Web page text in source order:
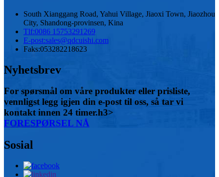
South Xianggang Road, Yahui Village, Jiaoxi Town, Jiaozhou
City, Shandong-provinsen, Kina
Tlf:0086 15753291269
E-post:sales@qdcuishi.com
Faks:053282218623
Nyhetsbrev
For spørsmål om våre produkter eller prisliste,
vennligst legg igjen din e-post til oss, så tar vi
kontakt innen 24 timer.h3>
FORESPØRSEL NÅ
Sosial